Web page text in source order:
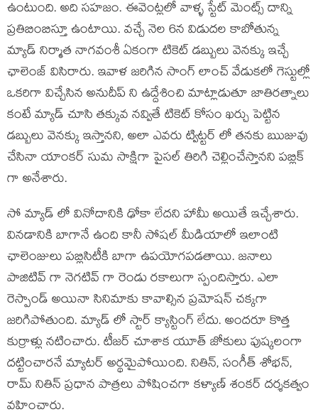
ఉంటుంది. అది సహజం. ఈవెంట్లలో వాళ్ళ స్టేట్ మెంట్స్ దాన్ని
ప్రతిబింబిస్తూ ఉంటాయి. వచ్చే నెల 6న విడుదల కాబోతున్న
మ్యాడ్ నిర్మాత నాగవంశీ ఏకంగా టికెట్ డబ్బులు వెనక్కు ఇచ్చే
ఛాలెంజ్ విసిరారు. ఇవాళ జరిగిన సాంగ్ లాంచ్ వేడుకలో గెస్టుల్లో
ఒకరిగా విచ్చేసిన అనుదీప్ ని ఉద్దేశించి మాట్లాడుతూ జాతిరత్నాలు
కంటే మ్యాడ్ చూసి తక్కువ నవ్వితే టికెట్ కోసం ఖర్చు పెట్టిన
డబ్బులు వెనక్కు ఇస్తానని, అలా ఎవరు ట్విట్టర్ లో తనకు ఋజువు
చేసినా యాంకర్ సుమ సాక్షిగా పైసల్ తిరిగి చెల్లించేస్తానని పబ్లిక్
గా అనేశారు.
సో మ్యాడ్ లో వినోదానికి ఢోకా లేదని హామీ అయితే ఇచ్చేశారు.
వినడానికి బాగానే ఉంది కానీ సోషల్ మీడియాలో ఇలాంటి
ఛాలెంజులు పబ్లిసిటీకి బాగా ఉపయోగపడతాయి. జనాలు
పాజిటివ్ గా నెగటివ్ గా రెండు రకాలుగా స్పందిస్తారు. ఎలా
రెస్పాండ్ అయినా సినిమాకు కావాల్సిన ప్రమోషన్ చక్కగా
జరిగిపోతుంది. మ్యాడ్ లో స్టార్ క్యాస్టింగ్ లేదు. అందరూ కొత్త
కుర్రాళ్లు నటించారు. టీజర్ చూశాక యూత్ జోకులు పుష్కలంగా
దట్టించారనే మ్యాటర్ అర్థమైపోయింది. నితిన్, సంగీత్ శోభన్,
రామ్ నితిన్ ప్రధాన పాత్రలు పోషించగా కళ్యాణ్ శంకర్ దర్శకత్వం
వహించారు.